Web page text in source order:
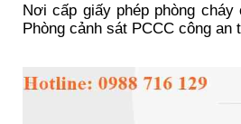
Nơi cấp giấy phép phòng
Phòng cảnh sát PCCC công an